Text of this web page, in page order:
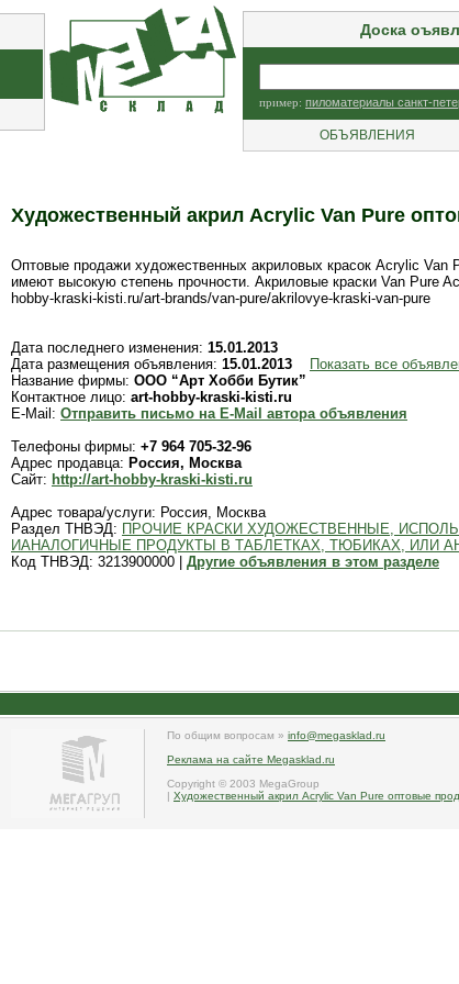
Доска
пример: пиломатериалы санкт-
ОБЪЯВЛЕНИЯ
Художественный акрил Acrylic Van Pure
Оптовые продажи художественных акриловых красок Acrylic
имеют высокую степень прочности. Акриловые краски Van Pure
hobby-kraski-kisti.ru/art-brands/van-pure/akrilovye-kraski-van-pure
Дата последнего изменения: 15.01.2013
Дата размещения объявления: 15.01.2013
Показать все
Название фирмы: ООО “Арт Хобби Бутик”
Контактное лицо: art-hobby-kraski-kisti.ru
E-Mail: Отправить письмо на E-Mail автора объявления
Телефоны фирмы: +7 964 705-32-96
Адрес продавца: Россия, Москва
Сайт: http://art-hobby-kraski-kisti.ru
Адрес товара/услуги: Россия, Москва
Раздел ТНВЭД: ПРОЧИЕ КРАСКИ ХУДОЖЕСТВЕННЫЕ,
ИАНАЛОГИЧНЫЕ ПРОДУКТЫ В ТАБЛЕТКАХ, ТЮБИКАХ, ИЛИ
Код ТНВЭД: 3213900000 | Другие объявления в этом разделе
По общим вопросам » info@megasklad.ru
Реклама на сайте Megasklad.ru
Copyright © 2003 MegaGroup
| Художественный акрил Acrylic Van Pure оптовые